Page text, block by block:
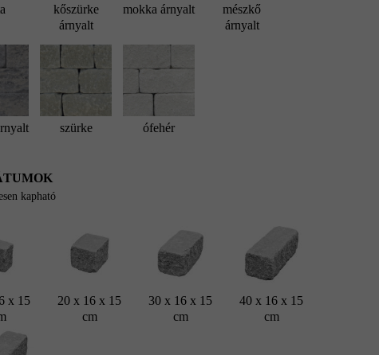
kőszürke
árnyalt
mokka árnyalt
mészkő
árnyalt
szürke ófehér
kapható
x 15
20 x 16 x 15
cm
30 x 16 x 15
cm
40 x 16 x 15
cm